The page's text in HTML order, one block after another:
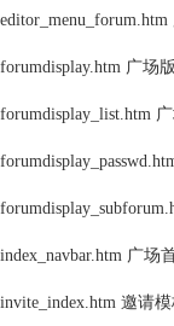
广场
广
邀请